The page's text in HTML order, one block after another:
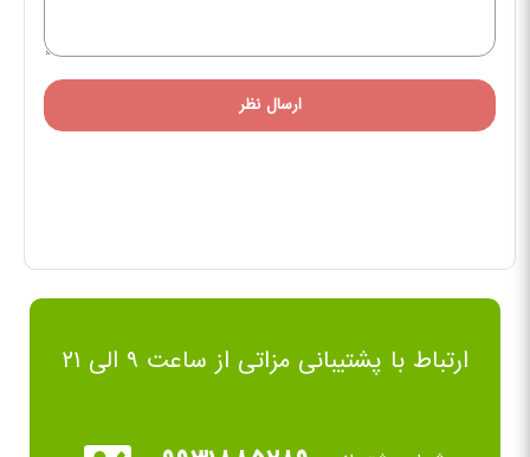
ارسال نظر
ارتباط با پشتیبانی مزاتی از ساعت ۹ الی ۲۱